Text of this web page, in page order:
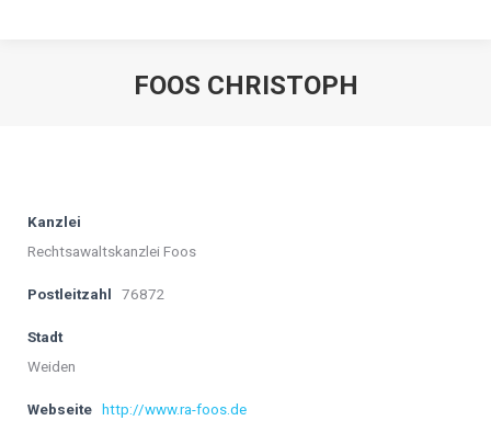
FOOS CHRISTOPH
Kanzlei
Rechtsawaltskanzlei Foos
Postleitzahl 76872
Stadt
Weiden
Webseite http://www.ra-foos.de